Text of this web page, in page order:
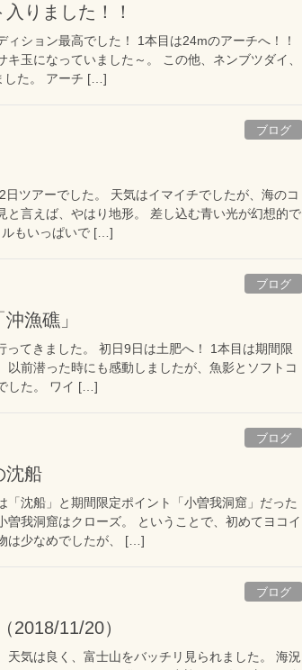
りました！！
ション最高でした！ 1本目は24mのアーチへ！！
玉になっていました～。 この他、ネンブツダイ、
した。 アーチ […]
ブログ
ツアーでした。 天気はイマイチでしたが、海のコ
と言えば、やはり地形。 差し込む青い光が幻想的で
ルもいっぱいで […]
ブログ
漁礁」
てきました。 初日9日は土肥へ！ 1本目は期間限
以前潜った時にも感動しましたが、魚影とソフトコ
した。 ワイ […]
ブログ
沈船
沈船」と期間限定ポイント「小曽我洞窟」だった
我洞窟はクローズ。 ということで、初めてヨコイ
は少なめでしたが、 […]
ブログ
2018/11/20）
気は良く、富士山をバッチリ見られました。 海況